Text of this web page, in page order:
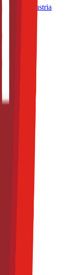
en la industria